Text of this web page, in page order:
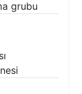
grubu